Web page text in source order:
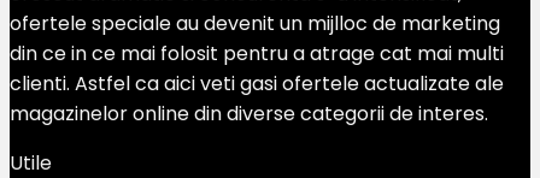
ofertele speciale au devenit un mijlloc de marketing
din ce in ce mai folosit pentru a atrage cat mai multi
clienti. Astfel ca aici veti gasi ofertele actualizate ale
magazinelor online din diverse categorii de interes.
Utile